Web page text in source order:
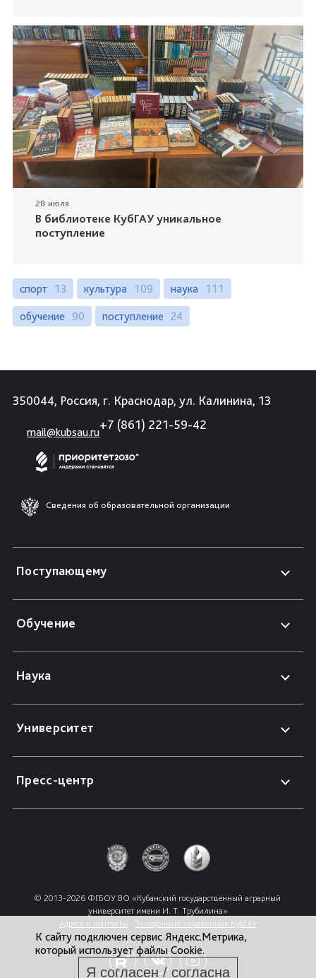
28 июля
В библиотеке КубГАУ уникальное
поступление
спорт 13 культура 109 наука 111
обучение 90 поступление 24
350044, Россия, г. Краснодар, ул. Калинина, 13
mail@kubsau.ru
+7 (861) 221-59-42
Сведения об образовательной организации
Поступающему
Обучение
Наука
Университет
Пресс-центр
© 2013-2026 ФГБОУ ВО «Кубанский государственный аграрный
университет имени И. Т. Трубилина»
Адреса и контакты
Телефонный справочник КубГАУ
К сайту подключен сервис Яндекс.Метрика,
который использует файлы Cookie.
Я согласен / согласна